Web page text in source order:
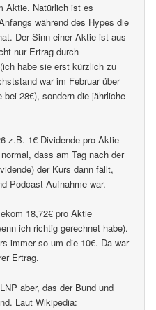
Aktie. Natürlich ist es
während des Hypes die
Der Sinn einer Aktie ist aus
nur Ertrag durch
habe sie erst kürzlich zu
war im Februar über
28€), sondern die jährliche
z.B. 1€ Dividende pro Aktie
dass am Tag nach der
der Kurs dann fällt,
Podcast Aufnahme war.
18,72€ pro Aktie
ich richtig gerechnet habe).
immer so um die 10€. Da war
Ertrag.
aber, das der Bund und
Laut Wikipedia: